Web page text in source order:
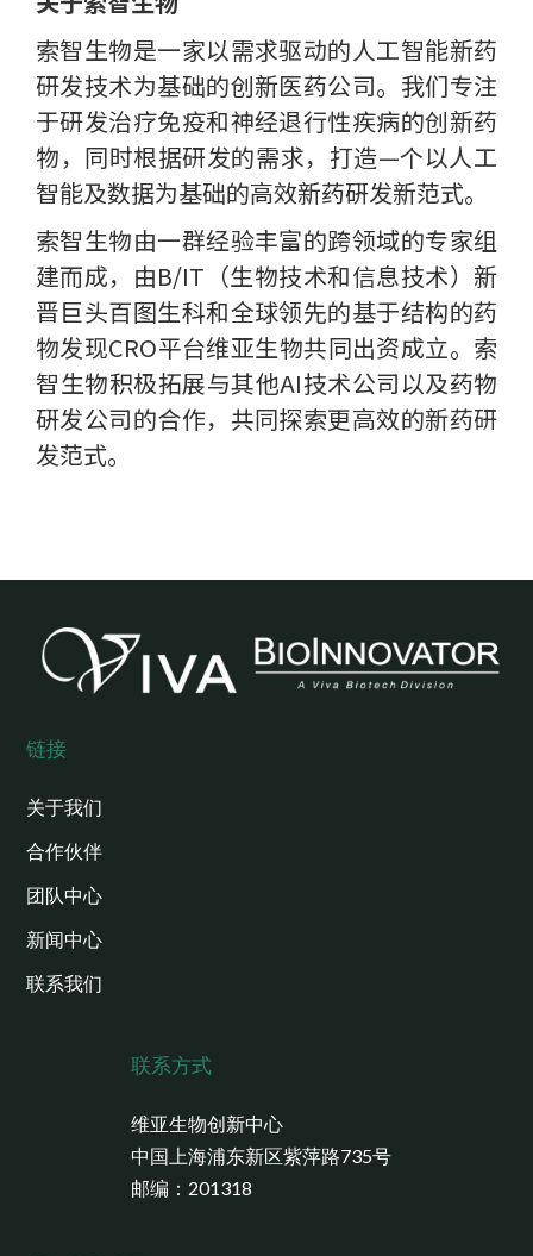
索智生物是一家以需求驱动的人工智能新药
研发技术为基础的创新医药公司。我们专注
于研发治疗免疫和神经退行性疾病的创新药
物，同时根据研发的需求，打造—个以人工
智能及数据为基础的高效新药硏发新范式。
索智生物由一群经验丰富的跨领域的专家组
建而成，由B/IT（生物技术和信息技术）新
晋巨头百图生科和全球领先的基于结构的药
物发现CRO平台维亚生物共同出资成立。索
智生物积极拓展与其他AI技术公司以及药物
硏发公司的合作，共同探索更高效的新药研
发范式。
链接
关于我们
合作伙伴
团队中心
新闻中心
联系我们
联系方式
维亚生物创新中心
中国上海浦东新区紫萍路735号
邮编：201318